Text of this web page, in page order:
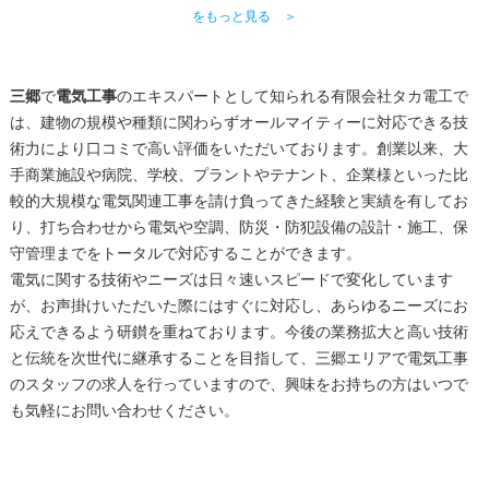
をもっと見る ＞
三郷で電気工事のエキスパートとして知られる有限会社タカ電工で
は、建物の規模や種類に関わらずオールマイティーに対応できる技
術力により口コミで高い評価をいただいております。創業以来、大
手商業施設や病院、学校、プラントやテナント、企業様といった比
較的大規模な電気関連工事を請け負ってきた経験と実績を有してお
り、打ち合わせから電気や空調、防災・防犯設備の設計・施工、保
守管理までをトータルで対応することができます。
電気に関する技術やニーズは日々速いスピードで変化しています
が、お声掛けいただいた際にはすぐに対応し、あらゆるニーズにお
応えできるよう研鑚を重ねております。今後の業務拡大と高い技術
と伝統を次世代に継承することを目指して、 三郷エリアで電気工事
のスタッフの求人を行っていますので、興味をお持ちの方はいつで
も気軽にお問い合わせください。